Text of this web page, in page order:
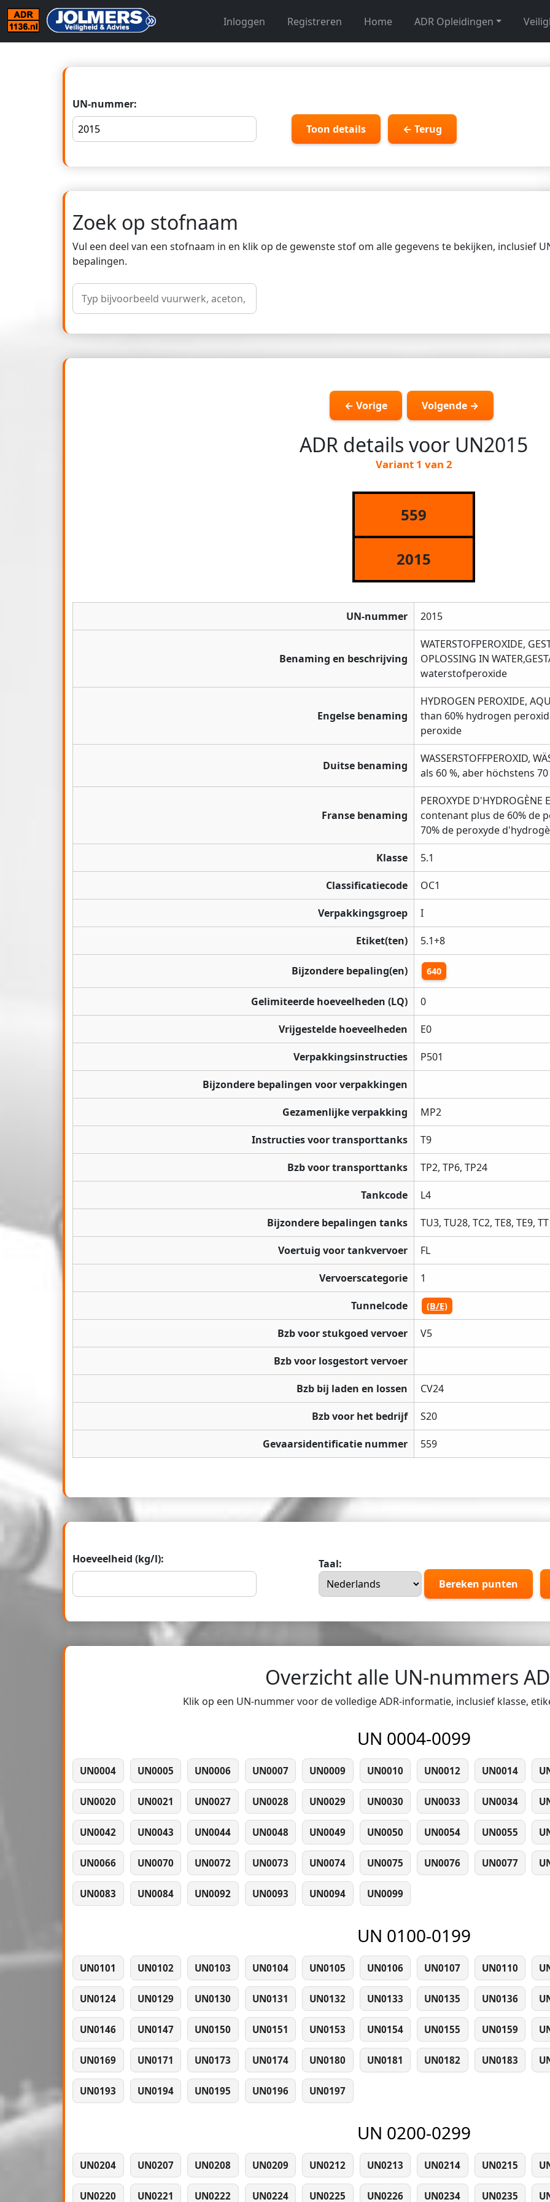
Inloggen Registreren Home ADR Opleidingen
UN-nummer:
Toon details
← Terug
Zoek op stofnaam
Vul een deel van een stofnaam in en klik op de gewenste stof om alle gegevens te bekijken, inclusief
bepalingen.
← Vorige Volgende →
ADR details voor UN2015
Variant 1 van 2
559
2015
UN-nummer 2015
Benaming en beschrijving
WATERSTOFPEROXIDE,
OPLOSSING IN
waterstofperoxide
Engelse benaming
HYDROGEN PEROXIDE,
than 60% hydrogen
peroxide
Duitse benaming
WASSERSTOFFPEROXID,
als 60 %, aber höchstens
Franse benaming
PEROXYDE D'HYDROGÈNE
contenant plus de 60% de
70% de peroxyde
Klasse 5.1
Classificatiecode OC1
Verpakkingsgroep I
Etiket(ten) 5.1+8
Bijzondere bepaling(en) 640
Gelimiteerde hoeveelheden (LQ) 0
Vrijgestelde hoeveelheden E0
Verpakkingsinstructies P501
Bijzondere bepalingen voor verpakkingen
Gezamenlijke verpakking MP2
Instructies voor transporttanks T9
Bzb voor transporttanks TP2, TP6, TP24
Tankcode L4
Bijzondere bepalingen tanks TU3, TU28, TC2, TE8, TE9,
Voertuig voor tankvervoer FL
Vervoerscategorie 1
Tunnelcode (B/E)
Bzb voor stukgoed vervoer V5
Bzb voor losgestort vervoer
Bzb bij laden en lossen CV24
Bzb voor het bedrijf S20
Gevaarsidentificatie nummer 559
Hoeveelheid (kg/l):
Taal:
Bereken punten
Overzicht alle UN-nummers
Klik op een UN-nummer voor de volledige ADR-informatie, inclusief klasse,
UN 0004-0099
UN0004 UN0005 UN0006 UN0007 UN0009 UN0010 UN0012 UN0014
UN0020 UN0021 UN0027 UN0028 UN0029 UN0030 UN0033 UN0034
UN0042 UN0043 UN0044 UN0048 UN0049 UN0050 UN0054 UN0055
UN0066 UN0070 UN0072 UN0073 UN0074 UN0075 UN0076 UN0077
UN0083 UN0084 UN0092 UN0093 UN0094 UN0099
UN 0100-0199
UN0101 UN0102 UN0103 UN0104 UN0105 UN0106 UN0107 UN0110
UN0124 UN0129 UN0130 UN0131 UN0132 UN0133 UN0135 UN0136
UN0146 UN0147 UN0150 UN0151 UN0153 UN0154 UN0155 UN0159
UN0169 UN0171 UN0173 UN0174 UN0180 UN0181 UN0182 UN0183
UN0193 UN0194 UN0195 UN0196 UN0197
UN 0200-0299
UN0204 UN0207 UN0208 UN0209 UN0212 UN0213 UN0214 UN0215
UN0220 UN0221 UN0222 UN0224 UN0225 UN0226 UN0234 UN0235